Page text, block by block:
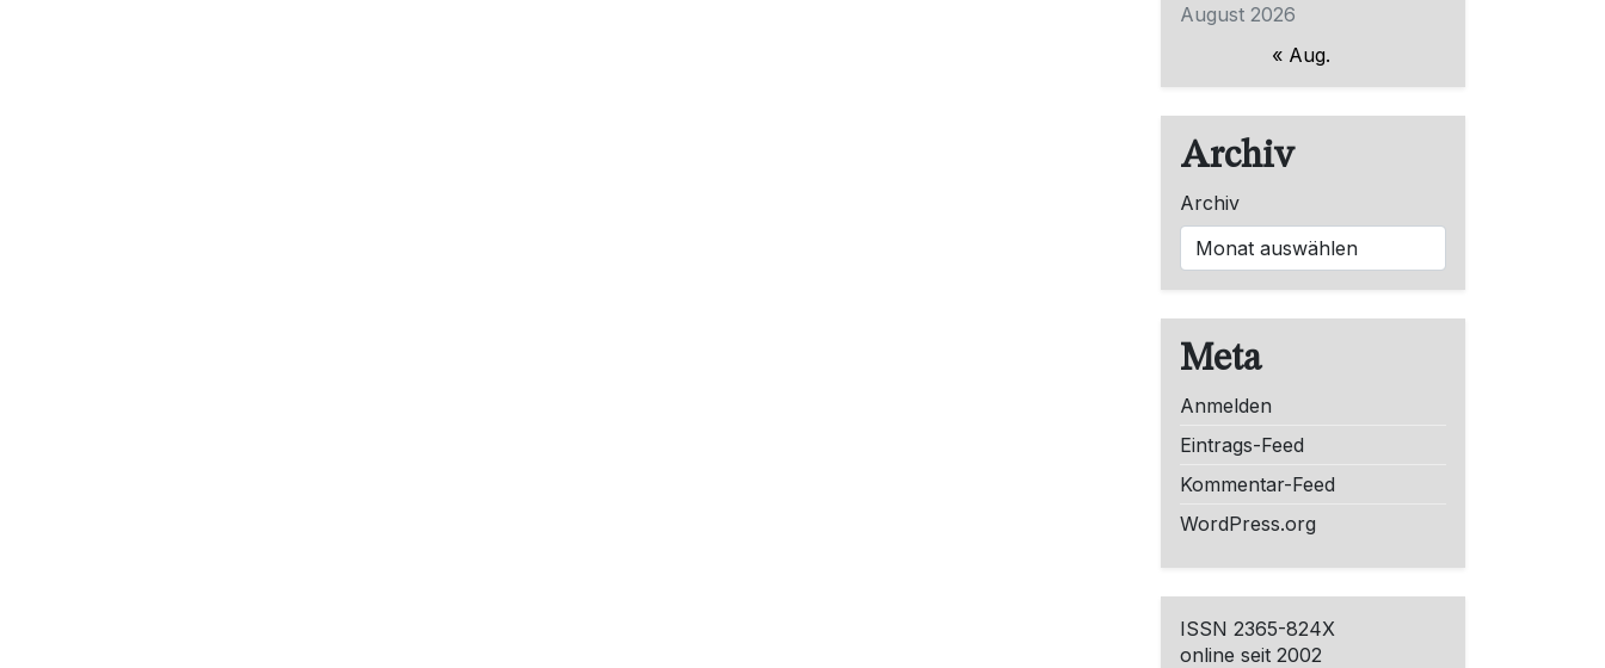
August 2026
« Aug.
Archiv
Archiv
Meta
Anmelden
Eintrags-Feed
Kommentar-Feed
WordPress.org
ISSN 2365-824X
online seit 2002